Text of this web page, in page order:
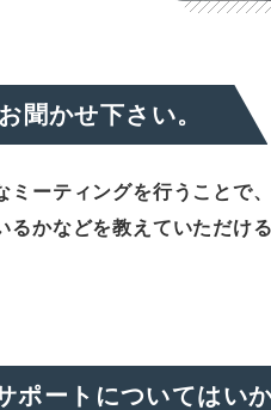
聞かせ下さい。
ーティングを行うことで
かなどを教えていただけ
ートについてはい